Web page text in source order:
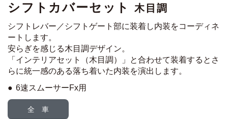
シフトカバーセット 木目調
シフトレバー／シフトゲート部に装着し内装をコーディネ
ートします。
安らぎを感じる木目調デザイン。
「インテリアセット（木目調）」と合わせて装着すると さ
らに統一感のある落ち着いた内装を演出します。
6速スムーサーFx用
全 車